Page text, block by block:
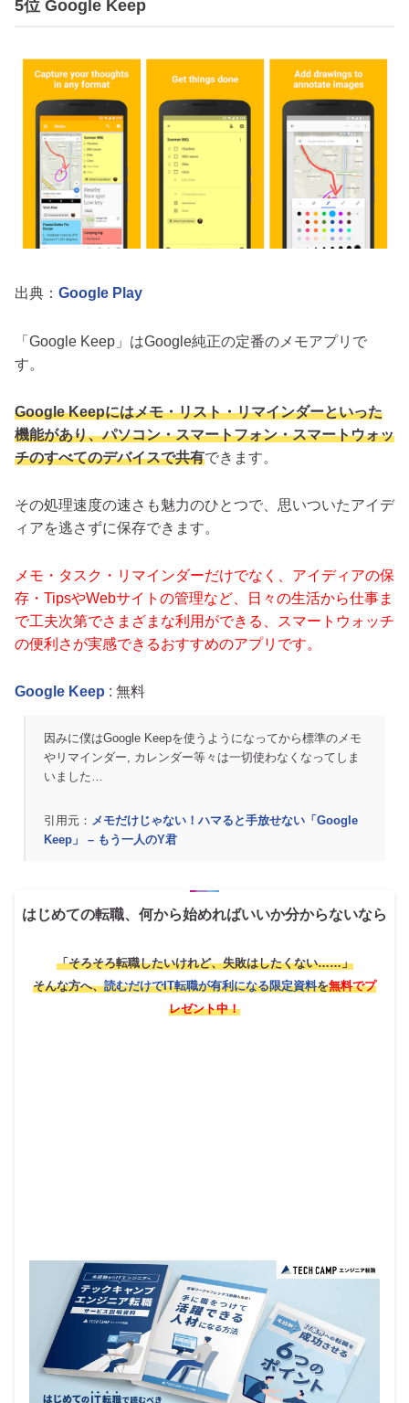
5位 Google Keep
出典： Google Play
「Google Keep」はGoogle純正の定番のメモアプリで
す。
Google Keepにはメモ・リスト・リマインダーといった
機能があり、パソコン・スマートフォン・スマートウォッ
チのすべてのデバイスで共有できます。
その処理速度の速さも魅力のひとつで、思いついたアイデ
ィアを逃さずに保存できます。
メモ・タスク・リマインダーだけでなく、アイディアの保
存・TipsやWebサイトの管理など、日々の生活から仕事ま
で工夫次第でさまざまな利用ができる、スマートウォッチ
の便利さが実感できるおすすめのアプリです。
Google Keep : 無料
因みに僕はGoogle Keepを使うようになってから標準のメモ
やリマインダー, カレンダー等々は一切使わなくなってしま
いました…
引用元： メモだけじゃない！ハマると手放せない「Google
Keep」 – もう一人のY君
はじめての転職、何から始めればいいか分からないなら
「そろそろ転職したいけれど、失敗はしたくない……」
そんな方へ、読むだけでIT転職が有利になる限定資料を無料でプ
レゼント中！